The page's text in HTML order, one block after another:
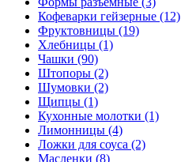
Кофеварки гейзерные (12)
Фруктовницы (19)
Хлебницы (1)
Чашки (90)
Штопоры (2)
Шумовки (2)
Щипцы (1)
Кухонные молотки (1)
Лимонницы (4)
Ложки для соуса (2)
Масленки (8)